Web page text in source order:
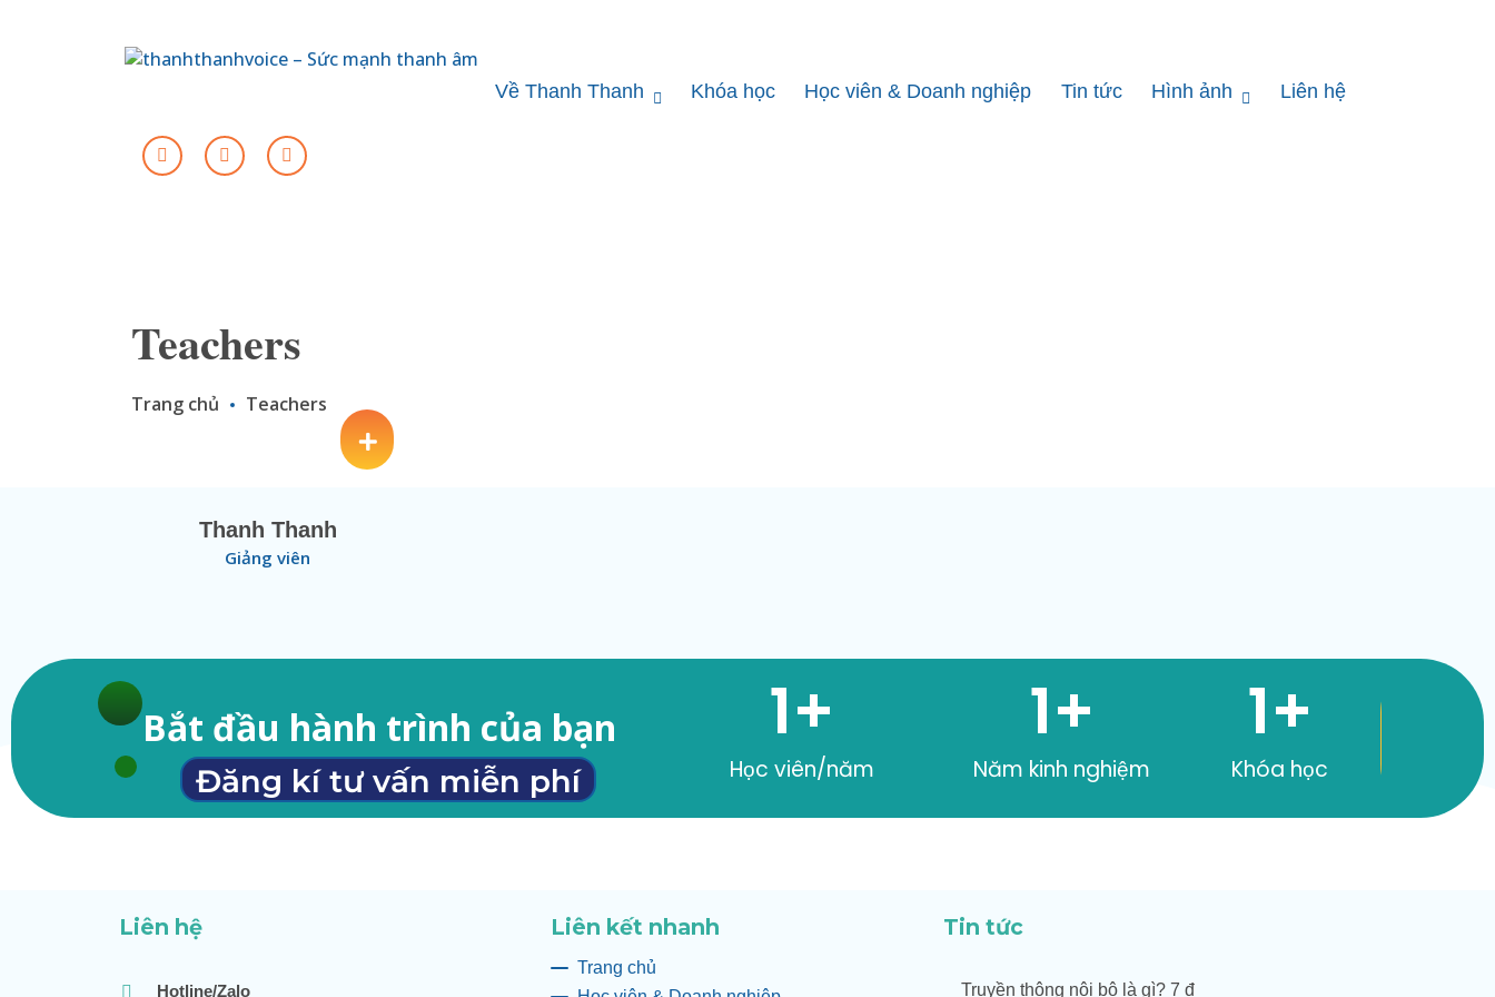
Về Thanh Thanh Khóa học Học viên & Doanh nghiệp Tin tức Hình ảnh Liên hệ
Teachers
Trang chủ Teachers
Thanh Thanh
Giảng viên
Bắt đầu hành trình của bạn
Đăng kí tư vấn miễn phí
1+
Học viên/năm
1+
Năm kinh nghiệm
1+
Khóa học
Liên hệ
Hotline/Zalo
Liên kết nhanh
Trang chủ
Tin tức
Truyền thông nội bộ là gì? 7 đ